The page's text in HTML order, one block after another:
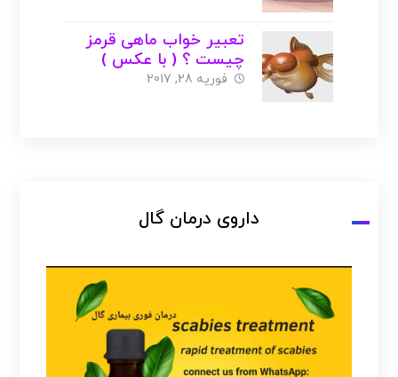
تعبیر خواب ماهی قرمز
چیست ؟ ( با عکس )
فوریه 28, 2017
داروی درمان گال